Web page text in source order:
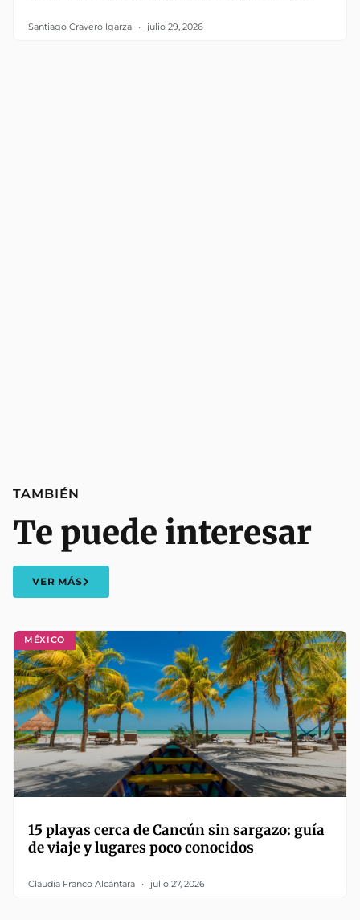
Santiago Cravero Igarza julio 29, 2026
MÉXICO
15 playas cerca de Cancún sin sargazo: guía
de viaje y lugares poco conocidos
Claudia Franco Alcántara julio 27, 2026
TAMBIÉN
Te puede interesar
VER MÁS